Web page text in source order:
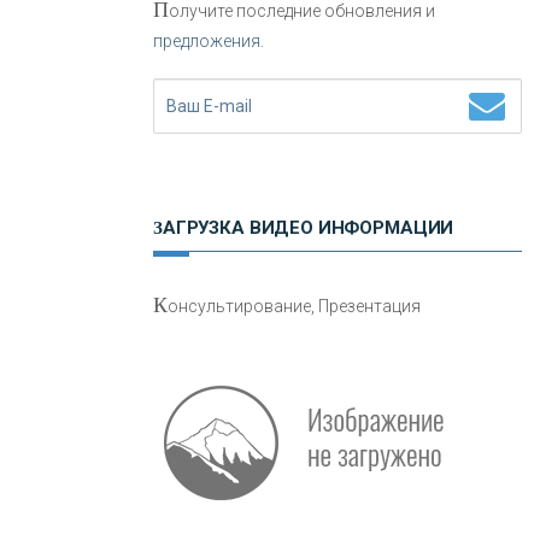
Нетворкинг для предпринимателей
авто
Получите последние обновления и
предложения.
ЗАГРУЗКА ВИДЕО ИНФОРМАЦИИ
Консультирование, Презентация